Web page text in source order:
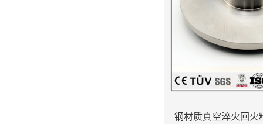
钢材质真空淬火回火